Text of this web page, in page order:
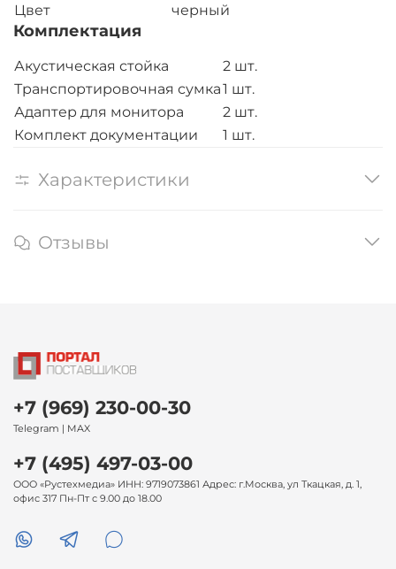
Цвет
черный
Комплектация
Акустическая стойка
2 шт.
Транспортировочная сумка1 шт.
Адаптер для монитора
2 шт.
Комплект документации
1 шт.
Характеристики
Отзывы
+7 (969) 230-00-30
Telegram | MAX
+7 (495) 497-03-00
ООО «Рустехмедиа» ИНН: 9719073861 Адрес: г.Москва, ул Ткацкая, д. 1,
офис 317 Пн-Пт с 9.00 до 18.00